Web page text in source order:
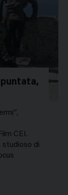
CEI.
studioso di